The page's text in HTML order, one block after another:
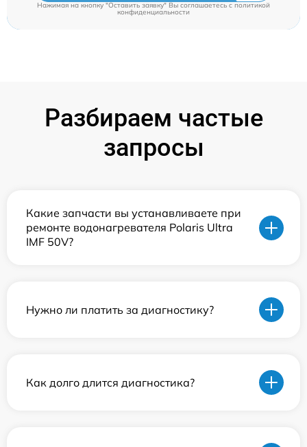
Нажимая на кнопку "Оставить заявку" Вы соглашаетесь cполитикой
конфиденциальности
Разбираем частые
запросы
Какие запчасти вы устанавливаете при
ремонте водонагревателя Polaris Ultra
IMF 50V?
Нужно ли платить за диагностику?
Как долго длится диагностика?